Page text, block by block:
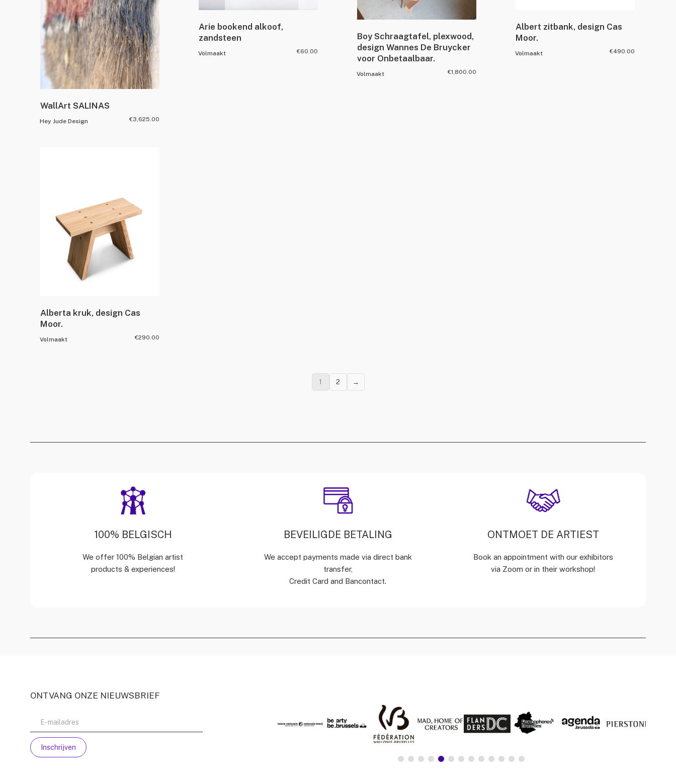
WallArt SALINAS
Hey Jude Design €3,625.00
Arie bookend alkoof,
zandsteen
Volmaakt €60.00
Boy Schraagtafel, plexwood,
design Wannes De Bruycker
voor Onbetaalbaar.
Volmaakt €1,800.00
Albert zitbank, design Cas
Moor.
Volmaakt €490.00
Alberta kruk, design Cas
Moor.
Volmaakt €290.00
1 2 →
100% BELGISCH
We offer 100% Belgian artist
products & experiences!
BEVEILIGDE BETALING
We accept payments made via direct bank
transfer,
Credit Card and Bancontact.
ONTMOET DE ARTIEST
Book an appointment with our exhibitors
via Zoom or in their workshop!
ONTVANG ONZE NIEUWSBRIEF